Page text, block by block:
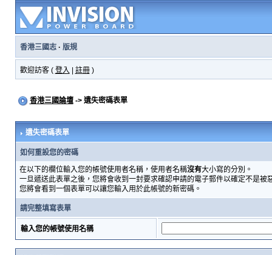
香港三國志· 版規
歡迎訪客 ( 登入 註冊)
香港三國論壇-> 遺失密碼表單
遺失密碼表單
如何重設您的密碼
在以下的欄位輸入您的帳號使用者名稱，使用者名稱沒有大小寫的分別。
一旦遞送此表單之後，您將會收到一封要求確認申請的電子郵件以確定不是
您將會看到一個表單可以讓您輸入用於此帳號的新密碼。
請完整填寫表單
輸入您的帳號使用名稱